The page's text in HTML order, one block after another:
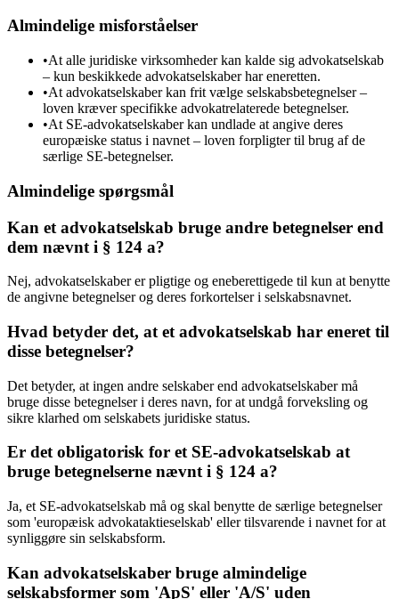
Almindelige misforståelser
•At alle juridiske virksomheder kan kalde sig advokatselskab
– kun beskikkede advokatselskaber har eneretten.
•At advokatselskaber kan frit vælge selskabsbetegnelser –
loven kræver specifikke advokatrelaterede betegnelser.
•At SE-advokatselskaber kan undlade at angive deres
europæiske status i navnet – loven forpligter til brug af de
særlige SE-betegnelser.
Almindelige spørgsmål
Kan et advokatselskab bruge andre betegnelser end
dem nævnt i § 124 a?
Nej, advokatselskaber er pligtige og eneberettigede til kun at benytte
de angivne betegnelser og deres forkortelser i selskabsnavnet.
Hvad betyder det, at et advokatselskab har eneret til
disse betegnelser?
Det betyder, at ingen andre selskaber end advokatselskaber må
bruge disse betegnelser i deres navn, for at undgå forveksling og
sikre klarhed om selskabets juridiske status.
Er det obligatorisk for et SE-advokatselskab at
bruge betegnelserne nævnt i § 124 a?
Ja, et SE-advokatselskab må og skal benytte de særlige betegnelser
som 'europæisk advokataktieselskab' eller tilsvarende i navnet for at
synliggøre sin selskabsform.
Kan advokatselskaber bruge almindelige
selskabsformer som 'ApS' eller 'A/S' uden